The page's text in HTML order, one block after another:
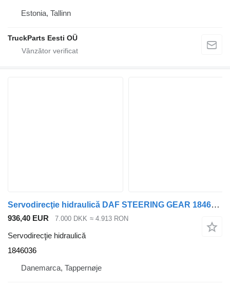
Estonia, Tallinn
TruckParts Eesti OÜ
Servodirecţie hidraulică DAF STEERING GEAR 1846036 pentru camion
936,40 EUR 7.000 DKK ≈ 4.913 RON
Servodirecţie hidraulică
1846036
Danemarca, Tappernøje